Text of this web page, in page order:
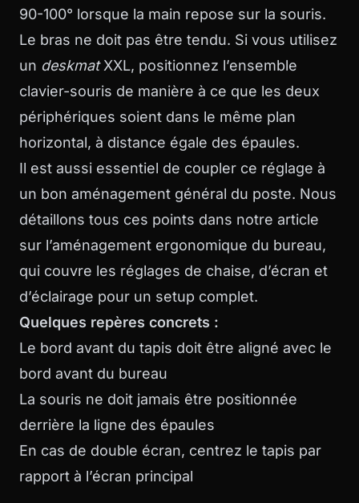
90-100° lorsque la main repose sur la souris.
Le bras ne doit pas être tendu. Si vous utilisez
un deskmatXXL, positionnez l’ensemble
clavier-souris de manière à ce que les deux
périphériques soient dans le même plan
horizontal, à distance égale des épaules.
Il est aussi essentiel de coupler ce réglage à
un bon aménagement général du poste. Nous
détaillons tous ces points dans notre article
sur l’aménagement ergonomique du bureau,
qui couvre les réglages de chaise, d’écran et
d’éclairage pour un setup complet.
Quelques repères concrets :
Le bord avant du tapis doit être aligné avec le
bord avant du bureau
La souris ne doit jamais être positionnée
derrière la ligne des épaules
En cas de double écran, centrez le tapis par
rapport à l’écran principal